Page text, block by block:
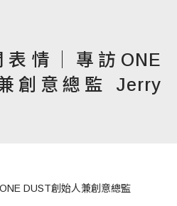
表情│專訪ONE
創意總監 Jerry
DUST創始人兼創意總監